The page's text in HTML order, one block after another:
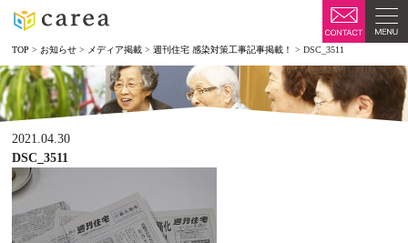
TOP > お知らせ > メディア掲載 >週刊住宅 感染対策工事記事掲載！ >DSC_3511
2021.04.30
DSC_3511